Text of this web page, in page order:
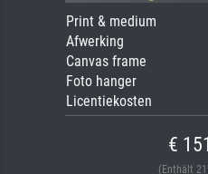
Print & medium
Afwerking
Canvas frame
Foto hanger
Licentiekosten
€
(Enthält